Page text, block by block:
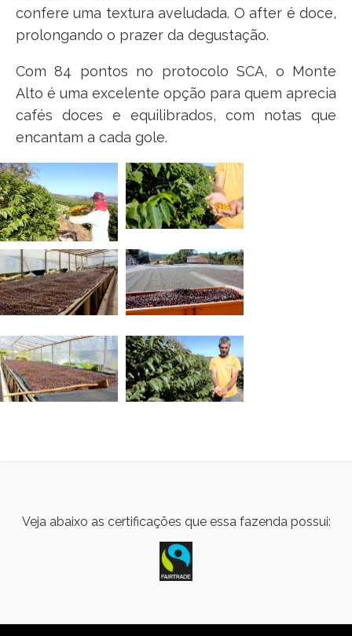
confere uma textura aveludada. O after é doce,
prolongando o prazer da degustação.
Com 84 pontos no protocolo SCA, o Monte
Alto é uma excelente opção para quem aprecia
cafés doces e equilibrados, com notas que
encantam a cada gole.
Veja abaixo as certificações que essa fazenda possui: